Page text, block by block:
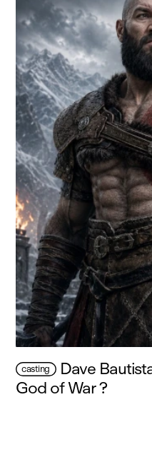
casting Dave
God of War ?